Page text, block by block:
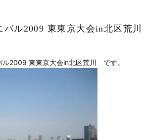
ル2009 東東京大会in北区荒川
2009 東東京大会in北区荒川 です。